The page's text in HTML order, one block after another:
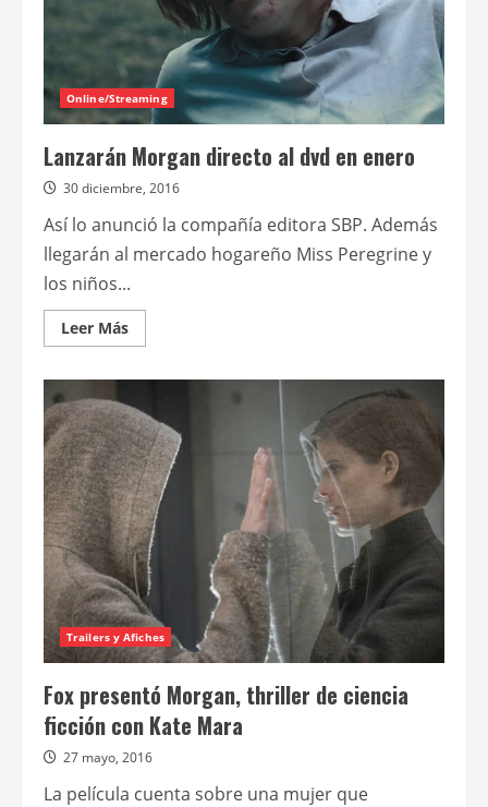
Online/Streaming
Lanzarán Morgan directo al dvd en enero
30 diciembre, 2016
Así lo anunció la compañía editora SBP. Además
llegarán al mercado hogareño Miss Peregrine y
los niños...
Leer MásLeer
más
Morgan
directo
al
dvd
en
enero
Trailers y Afiches
Fox presentó Morgan, thriller de ciencia
ficción con Kate Mara
27 mayo, 2016
La película cuenta sobre una mujer que